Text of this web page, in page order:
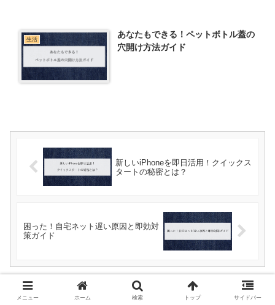
生活
あなたもできる！ペットボトル蓋の
穴開け方法ガイド
新しいiPhoneを即日活用！クイックス
タートの秘密とは？
困った！自宅ネット遅い原因と即効対
策ガイド
ホーム 生活
メニュー ホーム 検索 トップ サイドバー